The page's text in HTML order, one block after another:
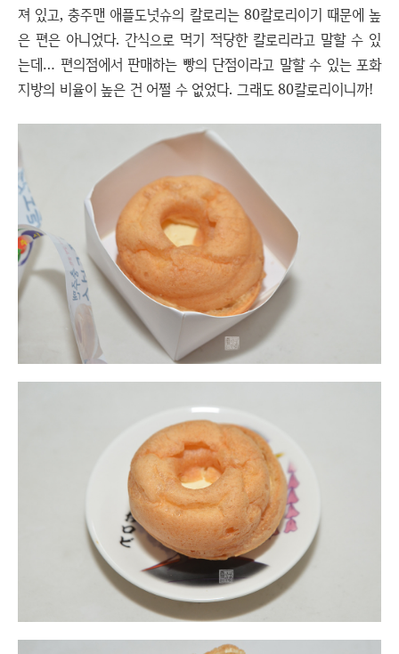
져 있고, 충주맨 애플도넛슈의 칼로리는 80칼로리이기 때문에 높
은 편은 아니었다. 간식으로 먹기 적당한 칼로리라고 말할 수 있
는데… 편의점에서 판매하는 빵의 단점이라고 말할 수 있는 포화
지방의 비율이 높은 건 어쩔 수 없었다. 그래도 80칼로리이니까!